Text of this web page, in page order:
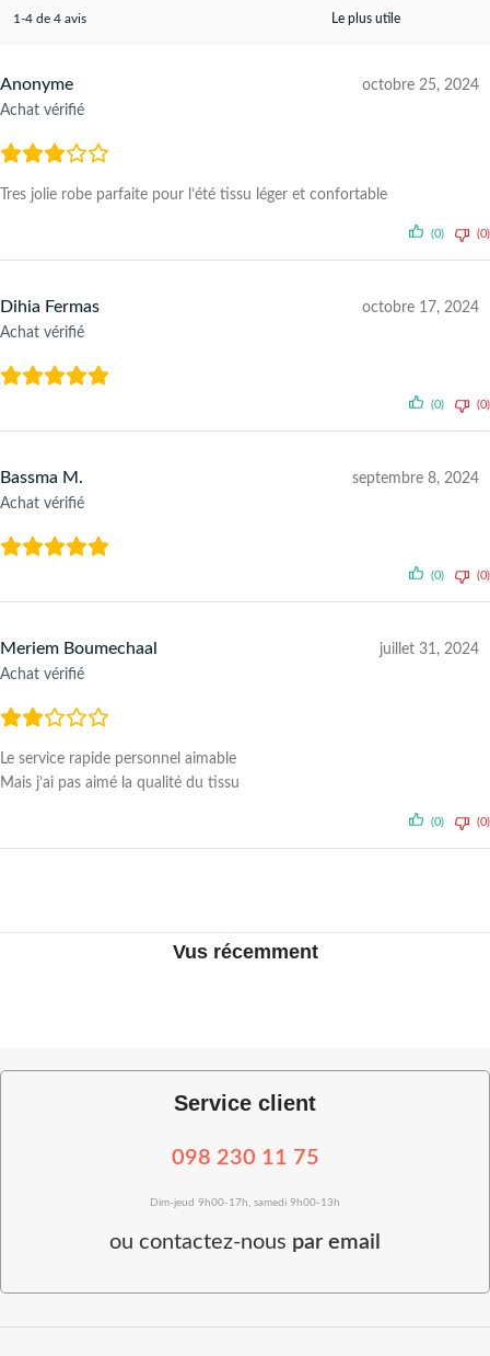
1-4 de 4 avis
Anonyme
Achat vérifié
octobre 25, 2024
Tres jolie robe parfaite pour l’été tissu léger et confortable
(0) (0)
Dihia Fermas
Achat vérifié
octobre 17, 2024
(0) (0)
Bassma M.
Achat vérifié
septembre 8, 2024
(0) (0)
Meriem Boumechaal
Achat vérifié
juillet 31, 2024
Le service rapide personnel aimable
Mais j’ai pas aimé la qualité du tissu
(0) (0)
Vus récemment
Service client
098 230 11 75
Dim-jeud 9h00-17h, samedi 9h00-13h
ou contactez-nous par email